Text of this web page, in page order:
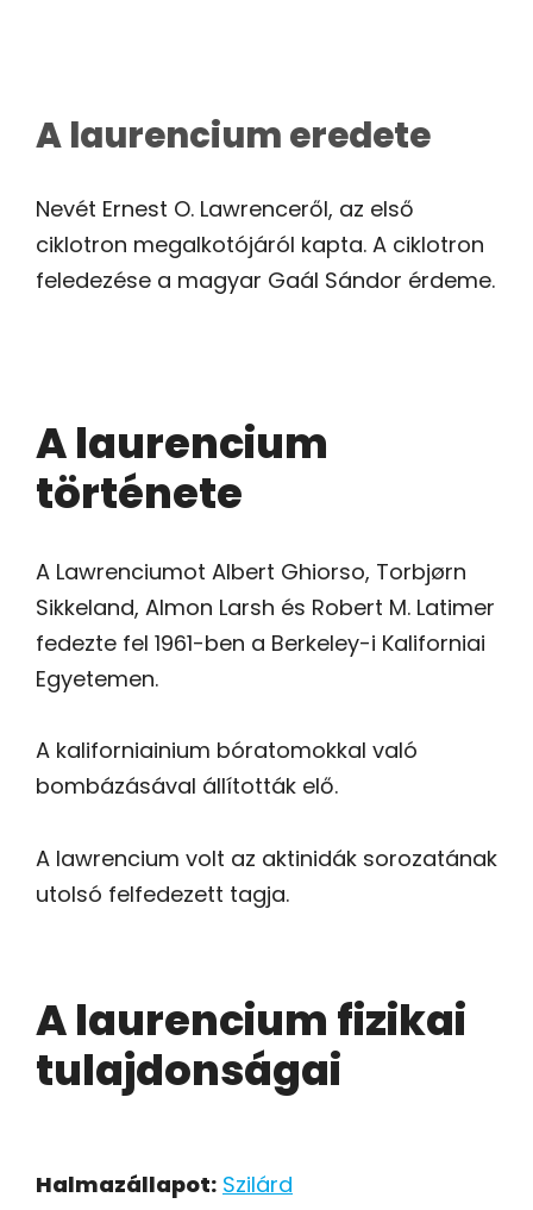
A laurencium eredete
Nevét Ernest O. Lawrenceről, az első
ciklotron megalkotójáról kapta. A ciklotron
feledezése a magyar Gaál Sándor érdeme.
A laurencium
története
A Lawrenciumot Albert Ghiorso, Torbjørn
Sikkeland, Almon Larsh és Robert M. Latimer
fedezte fel 1961-ben a Berkeley-i Kaliforniai
Egyetemen.
A kaliforniainium bóratomokkal való
bombázásával állították elő.
A lawrencium volt az aktinidák sorozatának
utolsó felfedezett tagja.
A laurencium fizikai
tulajdonságai
Halmazállapot: Szilárd